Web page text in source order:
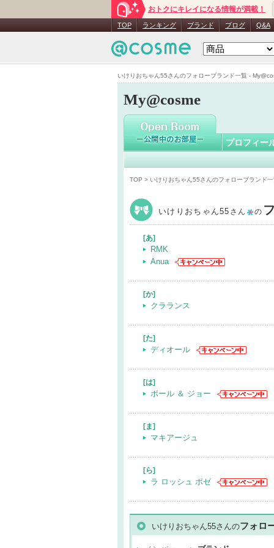
いけりおちゃん55さんのフォローブランド一覧 -
おトクにキレイになる情報が満載！
TOP ランキング ブランド ブログ Q&A
My@cosme
いけりお
プロフィー
TOP > いけりおちゃん55さんのフォローブランド一
いけりおちゃん55 さん の
[あ]
RMK
Anua
[か]
クラランス
[た]
ディオール
[は]
ポール ＆ ジョー
[ま]
マキアージュ
[ら]
ラ ロッシュ ポゼ
いけりおちゃん55さんのフォロ